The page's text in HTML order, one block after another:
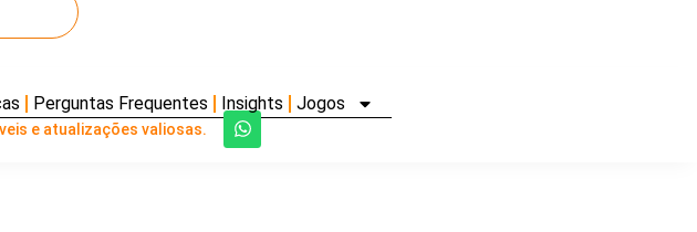
Perguntas Frequentes Insights Jogos
e atualizações valiosas.